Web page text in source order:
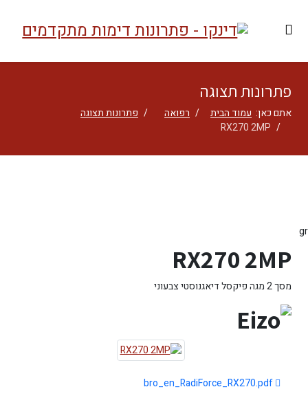
פתרונות תצוגה
אתם כאן: עמוד הבית רפואה
פתרונות תצוגה
RX270 2MP
gr
RX270 2MP
מסך 2 מגה פיקסל דיאגנוסטי צבעוני